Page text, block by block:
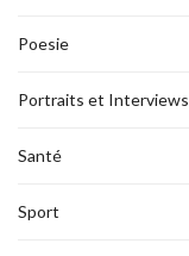
Poesie
Portraits et Interviews
Santé
Sport